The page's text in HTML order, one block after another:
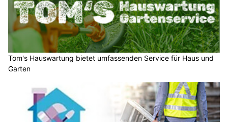
Tom's Hauswartung bietet umfassenden Service für Haus und
Garten